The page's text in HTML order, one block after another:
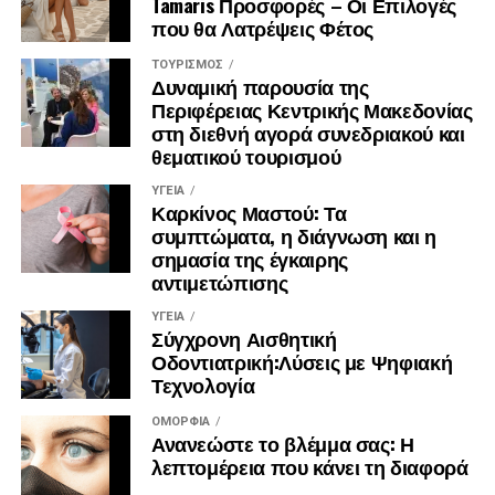
προσοχή, διαρκή επίβλεψη και σχεδιασμένα
εξατομικευμένα προγράμματα χρειάζονται σε άτομα που
πάσχουν από κάποια χρόνια πάθηση ή κάποιον σοβαρό
τραυματισμό.
Ακολούθησε τοfmh.grστοGoogle News,
στοInstagram
Αλεπλιώτης Δημήτριος, Γυμναστής, Τούμπα
Πηγές:
που θα Λατρέψεις Φέτος
ΤΟΥΡΙΣΜΌΣ
Δυναμική παρουσία της
Περιφέρειας Κεντρικής Μακεδονίας
στη διεθνή αγορά συνεδριακού και
θεματικού τουρισμού
ΥΓΕΊΑ
Καρκίνος Μαστού: Τα
συμπτώματα, η διάγνωση και η
σημασία της έγκαιρης
αντιμετώπισης
ΥΓΕΊΑ
Σύγχρονη Αισθητική
Οδοντιατρική:Λύσεις με Ψηφιακή
Τεχνολογία
ΟΜΟΡΦΙΆ
Ανανεώστε το βλέμμα σας: Η
λεπτομέρεια που κάνει τη διαφορά